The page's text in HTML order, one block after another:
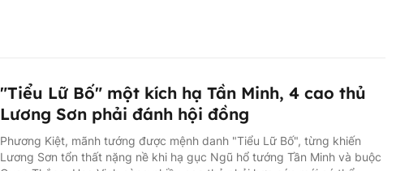
"Tiểu Lữ Bố" một kích hạ Tần Minh, 4 cao thủ
Lương Sơn phải đánh hội đồng
Phương Kiệt, mãnh tướng được mệnh danh "Tiểu Lữ Bố", từng khiến
Lương Sơn tổn thất nặng nề khi hạ gục Ngũ hổ tướng Tần Minh và buộc